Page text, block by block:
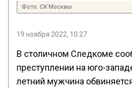
Фото: СК Москвы
19 ноября 2022, 10:27
В столичном Следкоме
преступлении на юго-
летний мужчина